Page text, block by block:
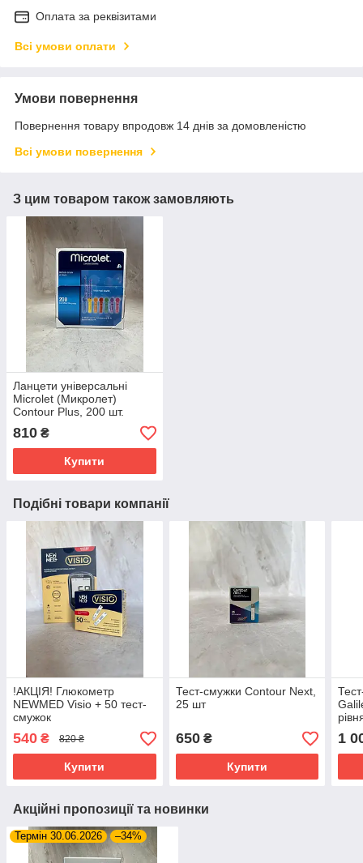
Оплата за реквізитами
Всі умови оплати
Умови повернення
Повернення товару впродовж 14 днів за домовленістю
Всі умови повернення
З цим товаром також замовляють
Ланцети універсальні
Microlet (Микролет)
Сontour Plus, 200 шт.
810 ₴
Купити
Подібні товари компанії
!АКЦІЯ! Глюкометр
NEWMED Visio + 50 тест-
смужок
540 ₴ 820 ₴
Купити
Тест-смужки Contour Next,
25 шт
650₴
Купити
1
Акційні пропозиції та новинки
Термін 30.06.2026 –34%